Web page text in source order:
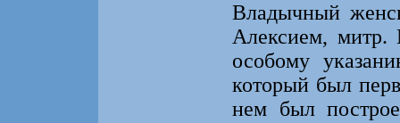
Владычный
Алексием, митр.
особому
который был
нем был